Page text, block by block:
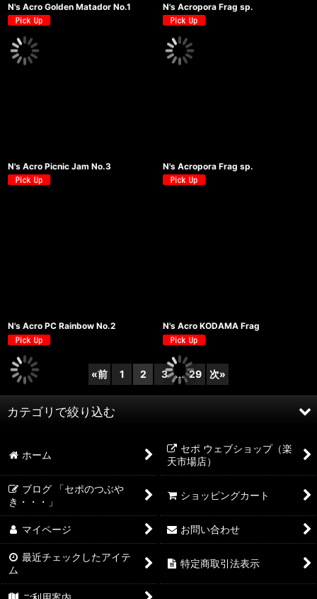
N's Acro Golden Matador No.1 N's Acropora Frag sp.
N's Acro Picnic Jam No.3 N's Acropora Frag sp.
N's Acro PC Rainbow No.2 N's Acro KODAMA Frag
«前 1 2 3 ... 29 次»
カテゴリで絞り込む
海水魚
サンゴ＆イソギンチャク
コーラルエッセンシャルズ：サプリメント
人工海水
ホーム
セポ ウェブショップ（楽
天市場店）
ブログ 「セポのつぶや
き・・・」
ショッピングカート
マイページ お問い合わせ
最近チェックしたアイテ
ム
特定商取引法表示